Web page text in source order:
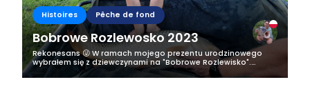
Histoires Pêche de fond
Bobrowe Rozlewosko 2023
Rekonesans 😜 W ramach mojego prezentu urodzinowego
wybrałem się z dziewczynami na "Bobrowe Rozlewisko".
Wynajęliśmy domek od 10.08 do 13.08.2023 i uzgodniliśmy że
w dzień będziemy zwiedzać puszczę...